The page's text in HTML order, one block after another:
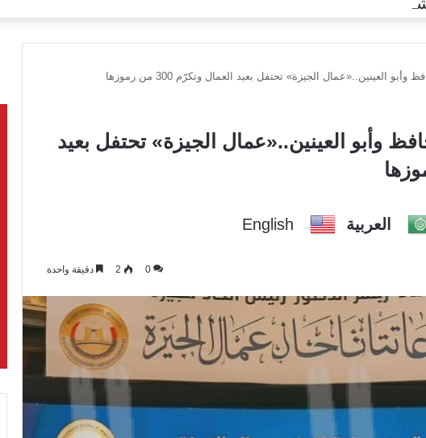
العينين..«عمال الجيزة» تحتفل بعيد العمال وتكرّم 300 من رموزها
وأبو العينين..«عمال الجيزة» تحتفل بعيد
العربية English
0
2 دقيقة واحدة